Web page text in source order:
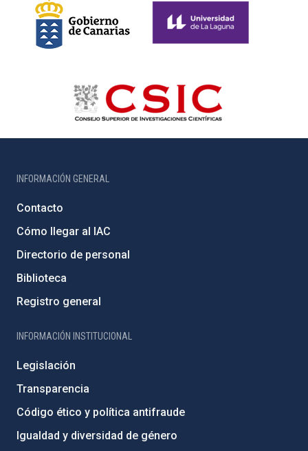
INFORMACIÓN GENERAL
Contacto
Cómo llegar al IAC
Directorio de personal
Biblioteca
Registro general
INFORMACIÓN INSTITUCIONAL
Legislación
Transparencia
Código ético y política antifraude
Igualdad y diversidad de género